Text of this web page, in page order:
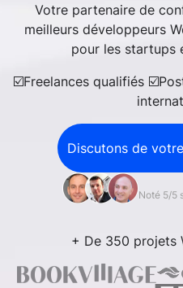
Votre partenaire de
meilleurs développeurs
pour les startups
☑️Freelances qualifiés
Discutons de
Noté 5/5
+ De 350 projets